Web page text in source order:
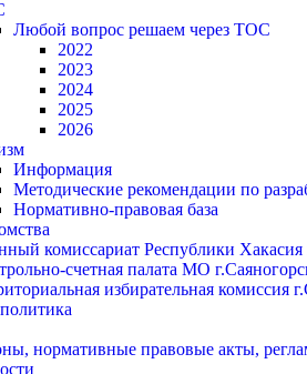
Любой вопрос решаем через ТОС
2022
2023
2024
2025
2026
Информация
Методические рекомендации по
Нормативно-правовая база
комиссариат Республики
счетная палата МО
избирательная комиссия
нормативные правовые акты,